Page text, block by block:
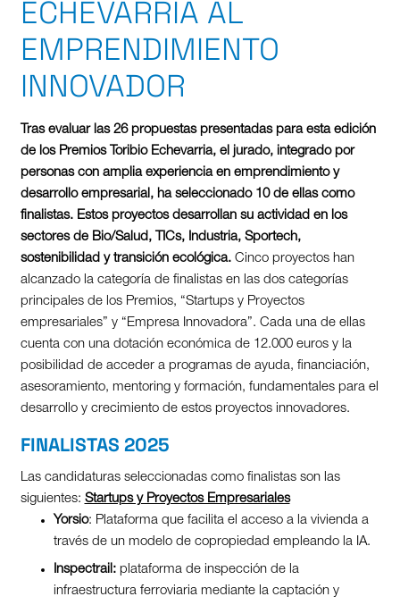
ECHEVARRIA AL
EMPRENDIMIENTO
INNOVADOR
Tras evaluar las 26 propuestas presentadas para esta edición
de los Premios Toribio Echevarria, el jurado, integrado por
personas con amplia experiencia en emprendimiento y
desarrollo empresarial, ha seleccionado 10 de ellas como
finalistas. Estos proyectos desarrollan su actividad en los
sectores de Bio/Salud, TICs, Industria, Sportech,
sostenibilidad y transición ecológica.Cinco proyectos han
alcanzado la categoría de finalistas en las dos categorías
principales de los Premios, “Startups y Proyectos
empresariales” y “Empresa Innovadora”. Cada una de ellas
cuenta con una dotación económica de 12.000 euros y la
posibilidad de acceder a programas de ayuda, financiación,
asesoramiento, mentoring y formación, fundamentales para el
desarrollo y crecimiento de estos proyectos innovadores.
FINALISTAS 2025
Las candidaturas seleccionadas como finalistas son las
siguientes: Startups y Proyectos Empresariales
Yorsio: Plataforma que facilita el acceso a la vivienda a
través de un modelo de copropiedad empleando la IA.
Inspectrail: plataforma de inspección de la
infraestructura ferroviaria mediante la captación y